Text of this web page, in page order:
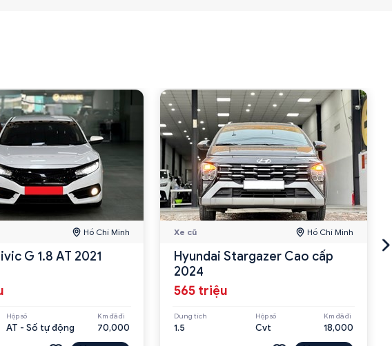
Hồ Chí Minh
G 1.8 AT 2021
Hộp số
AT - Số tự động
Km đã đi
70,000
Xe cũ Hồ Chí Minh
Hyundai Stargazer Cao cấp
2024
565 triệu
Dung tích
1.5
Hộp số
Cvt
Km đã đi
18,000